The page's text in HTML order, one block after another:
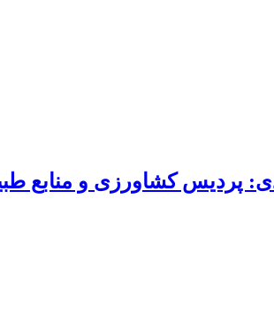
کشاورزی و منابع